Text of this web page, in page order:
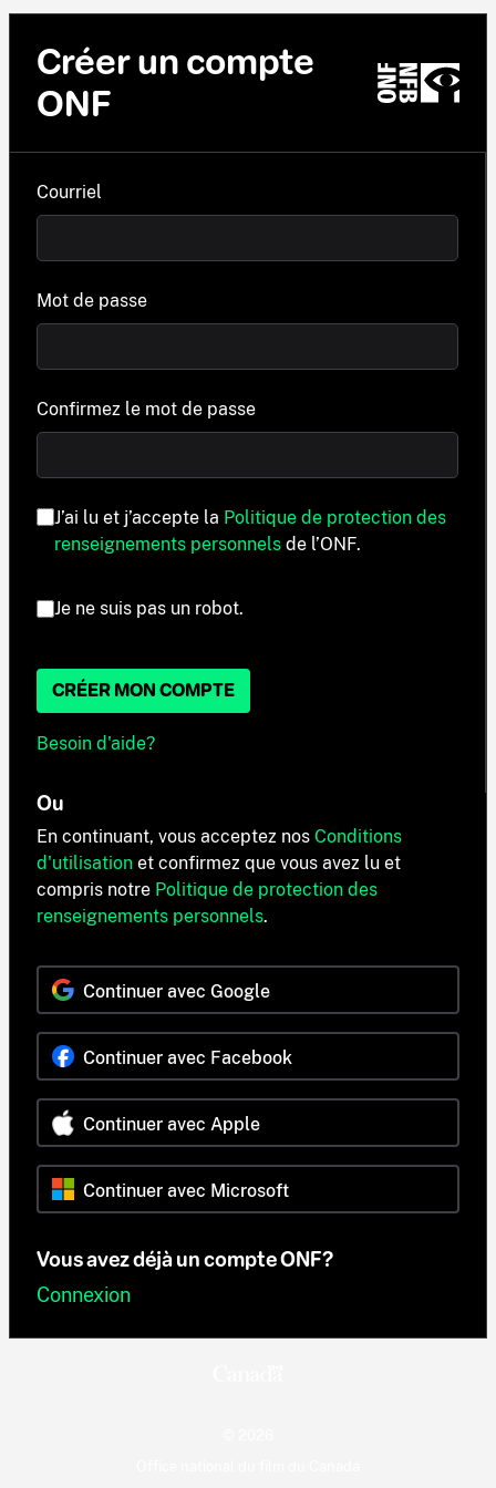
Créer un compte
ONF
Courriel
Mot de passe
Confirmez le mot de passe
J’ai lu et j’accepte la Politique de protection des
renseignements personnels de l’ONF.
Je ne suis pas un robot.
CRÉER MON COMPTE
Besoin d'aide?
Ou
En continuant, vous acceptez nos Conditions
d'utilisation et confirmez que vous avez lu et
compris notre Politique de protection des
renseignements personnels.
Continuer avec Google
Continuer avec Facebook
Continuer avec Apple
Continuer avec Microsoft
Vous avez déjà un compte ONF?
Connexion